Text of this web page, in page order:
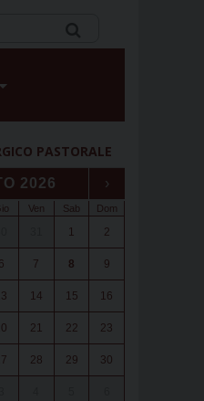
PASTORALE
2026 ›
Ven Sab Dom
1 2
6 7 8 9
14 15 16
21 22 23
28 29 30